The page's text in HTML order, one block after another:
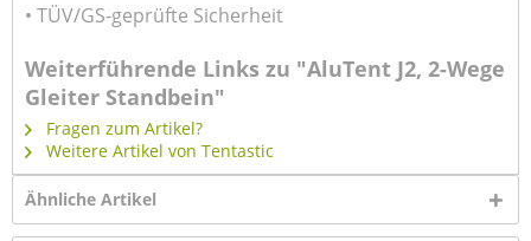
• TÜV/GS-geprüfte Sicherheit
Weiterführende Links zu "AluTent J2, 2-Wege
Gleiter Standbein"
Fragen zum Artikel?
Weitere Artikel von Tentastic
Ähnliche Artikel